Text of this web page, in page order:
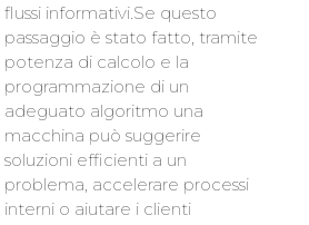
flussi informativi.Se questo
passaggio è stato fatto, tramite
potenza di calcolo e la
programmazione di un
adeguato algoritmo una
macchina può suggerire
soluzioni efficienti a un
problema, accelerare processi
interni o aiutare i clienti